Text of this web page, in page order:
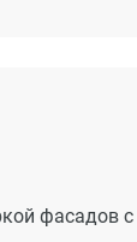
фасадов с